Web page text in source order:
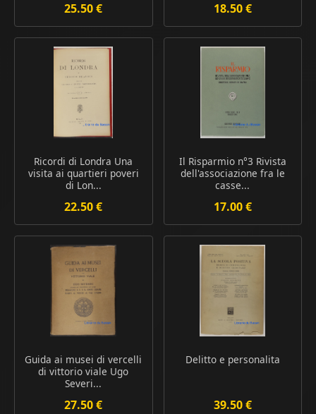
25.50 € 18.50 €
Ricordi di Londra Una
visita ai quartieri poveri
di Lon...
22.50 €
Il Risparmio n°3 Rivista
dell'associazione fra le
casse...
17.00 €
Guida ai musei di vercelli
di vittorio viale Ugo
Severi...
27.50 €
Delitto e personalita
39.50 €